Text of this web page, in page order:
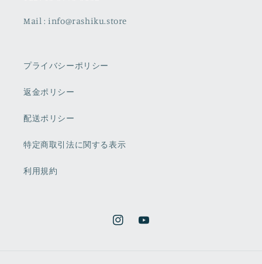
Mail : info@rashiku.store
プライバシーポリシー
返金ポリシー
配送ポリシー
特定商取引法に関する表示
利用規約
InstagramYouTube